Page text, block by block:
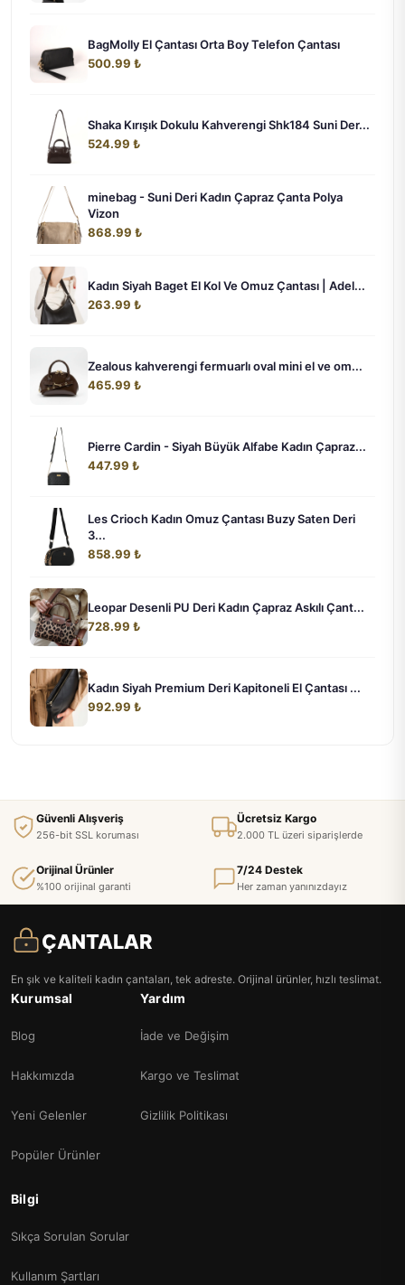
BagMolly El Çantası Orta Boy Telefon Çantası
500.99 ₺
Shaka Kırışık Dokulu Kahverengi Shk184 Suni Der...
524.99 ₺
minebag - Suni Deri Kadın Çapraz Çanta Polya
Vizon
868.99 ₺
Kadın Siyah Baget El Kol Ve Omuz Çantası | Adel...
263.99 ₺
Zealous kahverengi fermuarlı oval mini el ve om...
465.99 ₺
Pierre Cardin - Siyah Büyük Alfabe Kadın Çapraz...
447.99 ₺
Les Crioch Kadın Omuz Çantası Buzy Saten Deri
3...
858.99 ₺
Leopar Desenli PU Deri Kadın Çapraz Askılı Çant...
728.99 ₺
Kadın Siyah Premium Deri Kapitoneli El Çantası ...
992.99 ₺
Güvenli Alışveriş
256-bit SSL koruması
Ücretsiz Kargo
2.000 TL üzeri siparişlerde
Orijinal Ürünler
%100 orijinal garanti
7/24 Destek
Her zaman yanınızdayız
ÇANTALAR
En şık ve kaliteli kadın çantaları, tek adreste. Orijinal ürünler, hızlı teslimat.
Kurumsal
Blog
Hakkımızda
Yeni Gelenler
Popüler Ürünler
Yardım
İade ve Değişim
Kargo ve Teslimat
Gizlilik Politikası
Bilgi
Sıkça Sorulan Sorular
Kullanım Şartları